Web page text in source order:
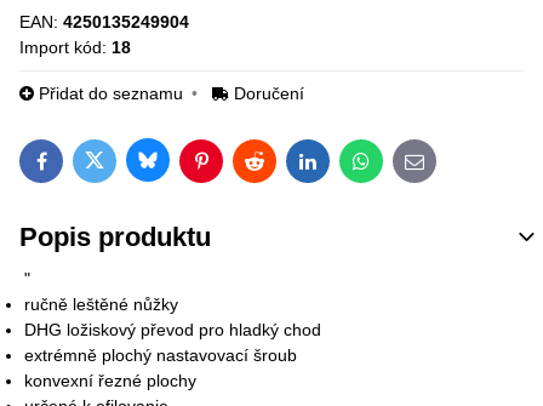
EAN: 4250135249904
Import kód: 18
Přidat do seznamu Doručení
FacebookTwitterBlueskyPinterestRedditLinkedInWhatsApp
E-mail
Popis produktu
"
ručně leštěné nůžky
DHG ložiskový převod pro hladký chod
extrémně plochý nastavovací šroub
konvexní řezné plochy